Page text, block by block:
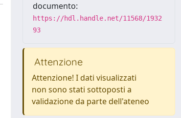
documento:
https://hdl.handle.net/11568/1932
93
Attenzione
Attenzione! I dati visualizzati
non sono stati sottoposti a
validazione da parte dell'ateneo